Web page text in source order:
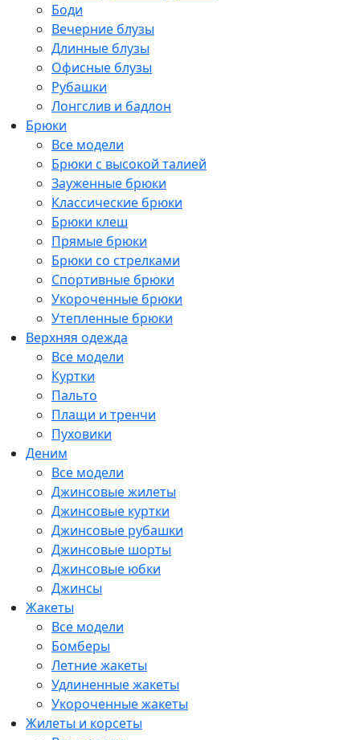
Боди
Вечерние блузы
Длинные блузы
Офисные блузы
Рубашки
Лонгслив и бадлон
Брюки
Все модели
Брюки с высокой талией
Зауженные брюки
Классические брюки
Брюки клеш
Прямые брюки
Брюки со стрелками
Спортивные брюки
Укороченные брюки
Утепленные брюки
Верхняя одежда
Все модели
Куртки
Пальто
Плащи и тренчи
Пуховики
Деним
Все модели
Джинсовые жилеты
Джинсовые куртки
Джинсовые рубашки
Джинсовые шорты
Джинсовые юбки
Джинсы
Жакеты
Все модели
Бомберы
Летние жакеты
Удлиненные жакеты
Укороченные жакеты
Жилеты и корсеты